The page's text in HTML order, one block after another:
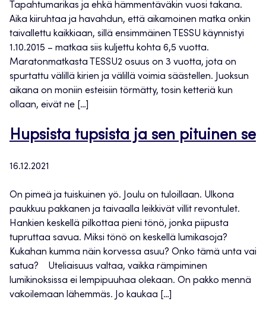
Tapahtumarikas ja ehkä hämmentäväkin vuosi takana.
Aika kiiruhtaa ja havahdun, että aikamoinen matka onkin
taivallettu kaikkiaan, sillä ensimmäinen TESSU käynnistyi
1.10.2015 – matkaa siis kuljettu kohta 6,5 vuotta.
Maratonmatkasta TESSU2 osuus on 3 vuotta, jota on
spurtattu välillä kirien ja välillä voimia säästellen. Juoksun
aikana on moniin esteisiin törmätty, tosin ketteriä kun
ollaan, eivät ne […]
Hupsista tupsista ja sen pituinen se
16.12.2021
On pimeä ja tuiskuinen yö. Joulu on tuloillaan. Ulkona
paukkuu pakkanen ja taivaalla leikkivät villit revontulet.
Hankien keskellä pilkottaa pieni tönö, jonka piipusta
tupruttaa savua. Miksi tönö on keskellä lumikasoja?
Kukahan kumma näin korvessa asuu? Onko tämä unta vai
satua? Uteliaisuus valtaa, vaikka rämpiminen
lumikinoksissa ei lempipuuhaa olekaan. On pakko mennä
vakoilemaan lähemmäs. Jo kaukaa […]